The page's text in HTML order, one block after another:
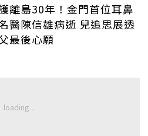
離島30年！金門首位耳鼻
醫陳信雄病逝 兒追思展透
最後心願